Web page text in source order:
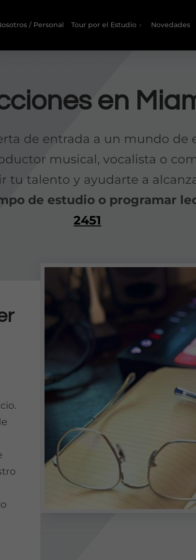
/ Personal Tour por el Estudio Novedades
en
de entrada a un mundo
musical, vocalista o
tu talento y ayudarte a
de estudio o programar
2451